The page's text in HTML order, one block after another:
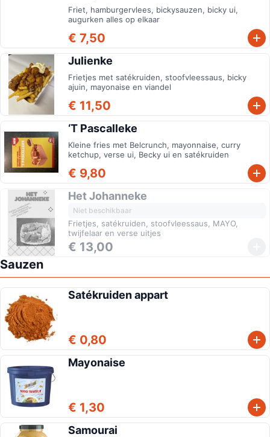
Friet, hamburgervlees, bickysauzen, bicky ui,
augurken alles op elkaar
€ 7,50
Julienke
Frietjes met satékruiden, stoofvleessaus, bicky
ajuin, mayonaise en viandel
€ 11,50
‘T Pascalleke
Kleine fries met Belcrunch, mayonnaise, curry
ketchup, verse ui, Becky ui en satékruiden
€ 9,80
Het Johanneke
Niet beschikbaar
Frietjes, satékruiden, stoofvleessaus, MAYO,
twijfelaar en verse uitjes
€ 13,00
Sauzen
Satékruiden appart
€ 0,80
Mayonaise
€ 1,30
Samourai